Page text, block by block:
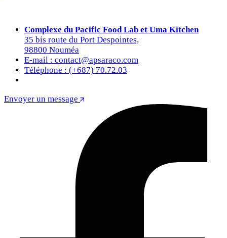
Complexe du Pacific Food Lab et Uma Kitchen
35 bis route du Port Despointes,
98800 Nouméa
E-mail : contact@apsaraco.com
Téléphone : (+687) 70.72.03
Envoyer un message